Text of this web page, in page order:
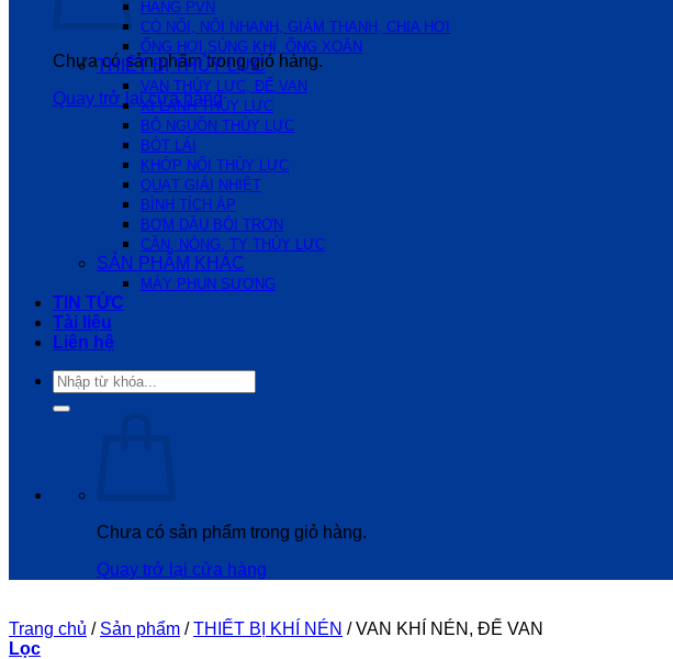
Chưa có sản phẩm trong giỏ hàng.
Quay trở lại cửa hàng
HÃNG PVN
CÓ NỐI, NỐI NHANH, GIẢM THANH, CHIA HƠI
ỐNG HƠI,SÚNG KHÍ, ỐNG XOẮN
THIẾT BỊ THỦY LỰC
VAN THỦY LỰC, ĐẾ VAN
XI LANH THỦY LỰC
BỘ NGUỒN THỦY LỰC
BÓT LÁI
KHỚP NỐI THỦY LỰC
QUẠT GIẢI NHIỆT
BÌNH TÍCH ÁP
BƠM DẦU BÔI TRƠN
CẦN, NÒNG, TY THỦY LỰC
SẢN PHẨM KHÁC
MÁY PHUN SƯƠNG
TIN TỨC
Tài liệu
Liên hệ
Tìm
kiếm:
Chưa có sản phẩm trong giỏ hàng.
Quay trở lại cửa hàng
Trang chủ / Sản phẩm / THIẾT BỊ KHÍ NÉN /VAN KHÍ NÉN, ĐẾ VAN
Lọc